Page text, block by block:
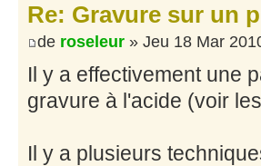
Re: Gravure sur un
de roseleur » Jeu 18 Mar
Il y a effectivement une
gravure à l'acide (voir
Il y a plusieurs